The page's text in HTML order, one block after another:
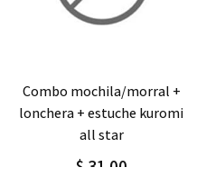
Agregar Detalle
combo mochila/morral +
lonchera + estuche minnie
chic
$ 31,00